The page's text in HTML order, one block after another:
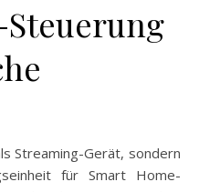
Streaming-Gerät, sondern
für Smart Home-